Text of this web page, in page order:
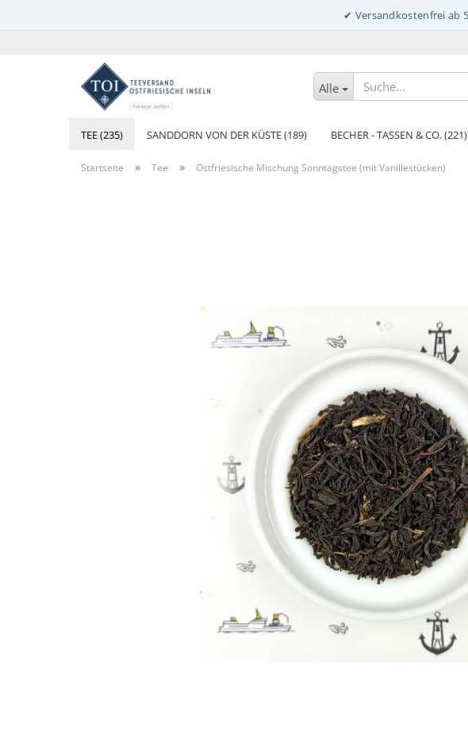
Alle
TEE (235) SANDDORN VON DER KÜSTE (189) BECHER - TASSEN & CO. (221)
Startseite » Tee » Ostfriesische Mischung Sonntagstee (mit Vanillestücken)